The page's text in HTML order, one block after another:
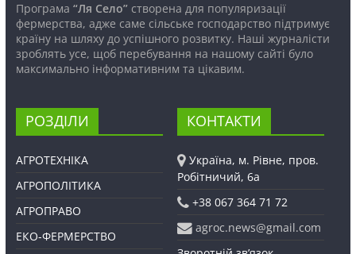
Програма “Ля Село”створена для популяризації
фермерства, адже саме сільське господарство підтримує
країну на шляху до успішного розвитку. Наші журналісти
зроблять усе, щоб перебування на нашому сайті було
максимально інформативним та цікавим.
РОЗДІЛИ
АГРОТЕХНІКА
АГРОПОЛІТИКА
АГРОПРАВО
ЕКО-ФЕРМЕРСТВО
КОНТАКТИ
Україна, м. Рівне, пров.
Робітничий, 6а
+38 067 364 71 72
agroc.news@gmail.com